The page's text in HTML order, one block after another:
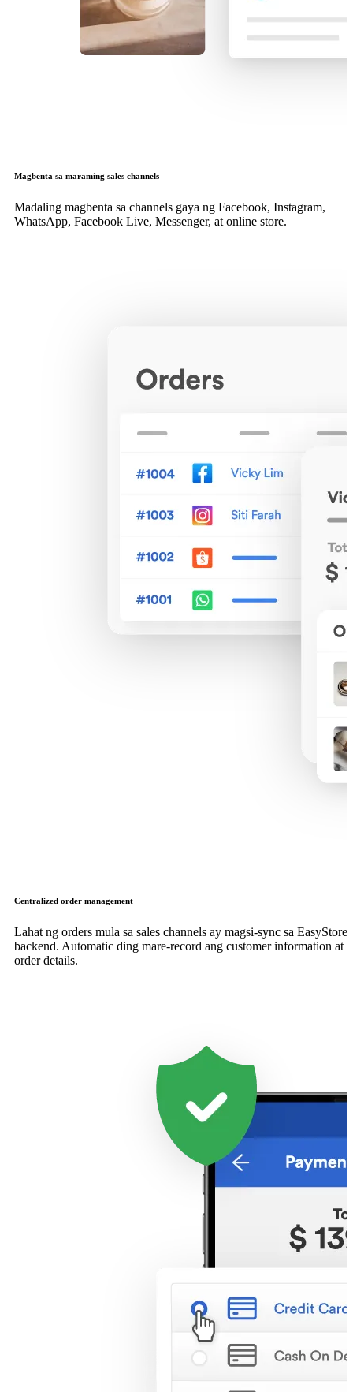
Magbenta sa maraming sales channels
Madaling magbenta sa channels gaya ng Facebook, Instagram,
WhatsApp, Facebook Live, Messenger, at online store.
Centralized order management
Lahat ng orders mula sa sales channels ay magsi-sync sa EasyStore
backend. Automatic ding mare-record ang customer information at
order details.